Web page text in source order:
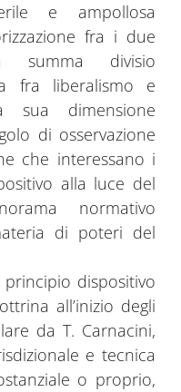
e ampollosa
fra i due
summa divisio
fra liberalismo e
sua dimensione
di osservazione
che interessano i
alla luce del
normativo
di poteri del
dispositivo
all’inizio degli
da T. Carnacini,
e tecnica
o proprio,